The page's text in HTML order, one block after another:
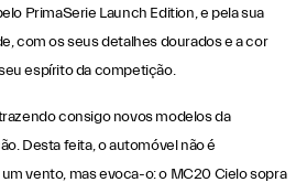
PrimaSerie Launch Edition, e pela sua
com os seus detalhes dourados e a cor
espírito da competição.
consigo novos modelos da
Desta feita, o automóvel não é
vento, mas evoca-o: o MC20 Cielo sopra